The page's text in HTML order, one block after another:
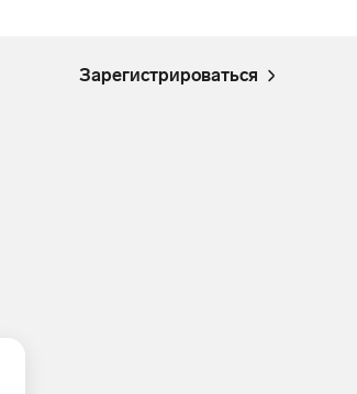
Зарегистрироваться